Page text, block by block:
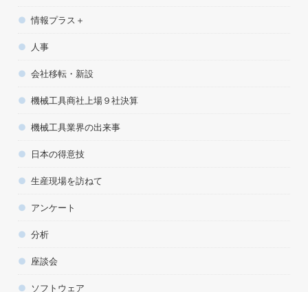
情報プラス＋
人事
会社移転・新設
機械工具商社上場９社決算
機械工具業界の出来事
日本の得意技
生産現場を訪ねて
アンケート
分析
座談会
ソフトウェア